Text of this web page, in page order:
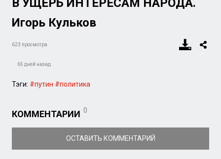
В УЩЕРБ ИНТЕРЕСАМ НАРОДА.
Игорь Кульков
623 просмотра
65 дней назад
Тэги: #путин #политика
КОММЕНТАРИИ 0
ОСТАВИТЬ КОММЕНТАРИЙ